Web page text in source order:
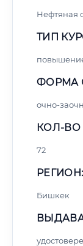
Нефтяная
ТИП
ФОРМА
очно-
КОЛ-ВО
72
РЕГИОН:
Бишкек